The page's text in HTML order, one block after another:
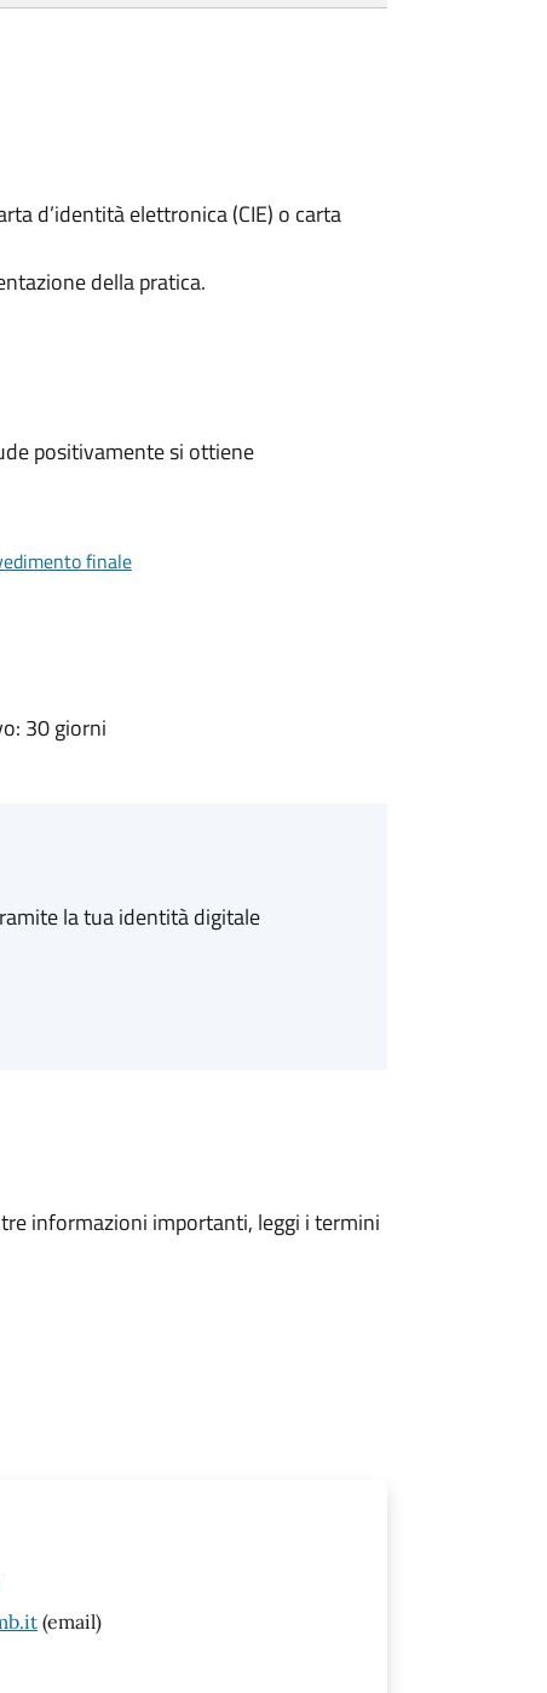
d’identità elettronica (CIE) o carta
della pratica.
positivamente si ottiene
finale
30 giorni
la tua identità digitale
informazioni importanti, leggi i termini
(email)